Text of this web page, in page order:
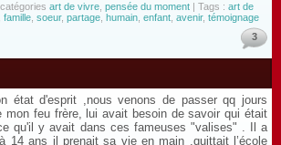
art de vivre pensée du moment | Tags : art de
famille soeur, partage humain enfant avenir, témoignage
3
état d'esprit ,nous venons de passer qq jours
mon feu frère, lui avait besoin de savoir qui était
qu'il y avait dans ces fameuses "valises" . Il a
14 ans il prenait sa vie en main ,quittait l’école